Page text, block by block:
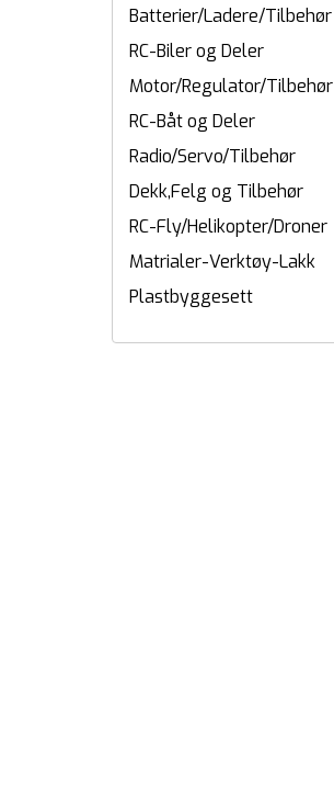
Batterier/Ladere/Tilbehør
RC-Biler og Deler
Motor/Regulator/Tilbehør
RC-Båt og Deler
Radio/Servo/Tilbehør
Dekk,Felg og Tilbehør
RC-Fly/Helikopter/Droner
Matrialer-Verktøy-Lakk
Plastbyggesett